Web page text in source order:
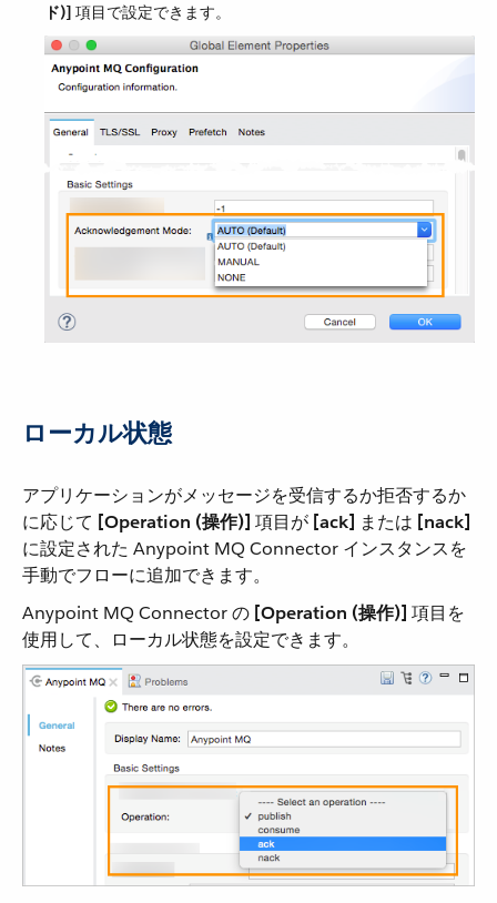
ド)] ​ 項目で設定できます。
ローカル状態
アプリケーションがメッセージを受信するか拒否するか
に応じて ​ [Operation (操作)] ​ 項目が ​ [ack] ​ または ​ [nack]
に設定された Anypoint MQ Connector インスタンスを
手動でフローに追加できます。
Anypoint MQ Connector の ​ [Operation (操作)] ​ 項目を
使用して、ローカル状態を設定できます。